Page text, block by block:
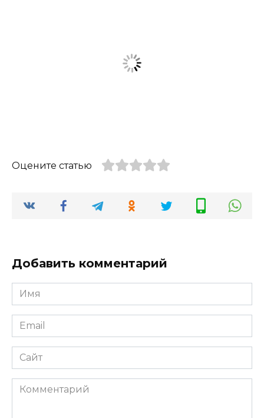
Оцените статью
Добавить комментарий
Имя
*
Email
*
Сайт
Комментарий